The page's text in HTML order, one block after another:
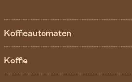
Koffieautomaten
Koffie